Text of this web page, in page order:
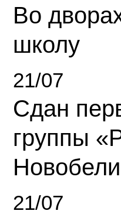
Во
школу
21/07
Сдан
группы
21/07